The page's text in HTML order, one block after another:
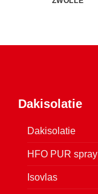
Dakisolatie
Dakisolatie
HFO PUR spray
Isovlas